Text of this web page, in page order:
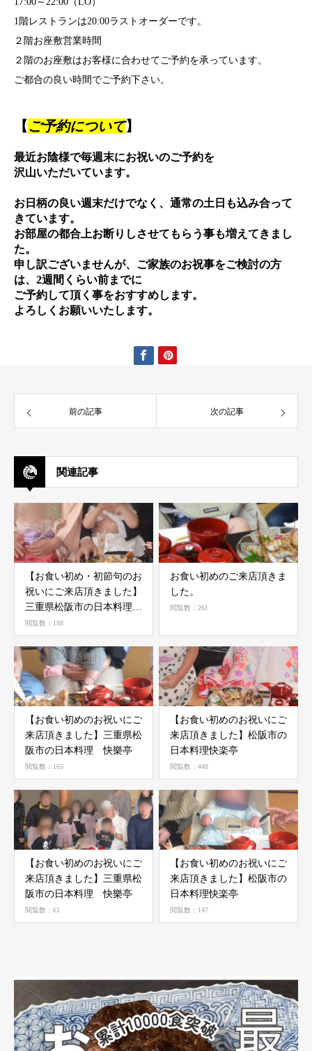
1階レストランは20:00ラストオーダーです。
２階お座敷営業時間
２階のお座敷はお客様に合わせてご予約を承っています。
ご都合の良い時間でご予約下さい。
【 ご予約について】
最近お陰様で毎週末にお祝いのご予約を
沢山いただいています。
お日柄の良い週末だけでなく、通常の土日も込み合って
きています。
お部屋の都合上お断りしさせてもらう事も増えてきまし
た。
申し訳ございませんが、ご家族のお祝事をご検討の方
は、2週間くらい前までに
ご予約して頂く事をおすすめします。
よろしくお願いいたします。
前の記事 次の記事
関連記事
【お食い初め・初節句のお
祝いにご来店頂きました】
三重県松阪市の日本料理
快樂亭
閲覧数：188
お食い初めのご来店頂きま
した。
閲覧数：261
【お食い初めのお祝いにご
来店頂きました】三重県松
阪市の日本料理 快樂亭
閲覧数：165
【お食い初めのお祝いにご
来店頂きました】ㅤㅤㅤ松阪市の
日本料理快楽亭
閲覧数：448
【お食い初めのお祝いにご
来店頂きました】ㅤㅤ三重県松
阪市の日本料理 快樂亭
閲覧数：61
【お食い初めのお祝いにご
来店頂きました】ㅤㅤㅤ松阪市の
日本料理快楽亭
閲覧数：147